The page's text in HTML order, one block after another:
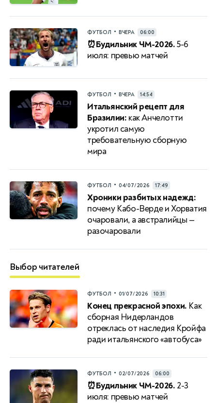
ФУТБОЛ • ВЧЕРА 06:00
⏰Будильник ЧМ-2026.5-6
июля: превью матчей
ФУТБОЛ • ВЧЕРА 14:54
Итальянский рецепт для
Бразилии: как Анчелотти
укротил самую
требовательную сборную
мира
ФУТБОЛ • 04/07/2026 17:49
Хроники разбитых надежд:
почему Кабо-Верде и Хорватия
очаровали, а австралийцы —
разочаровали
Выбор читателей
ФУТБОЛ • 01/07/2026 10:31
Конец прекрасной эпохи. Как
сборная Нидерландов
отреклась от наследия Кройфа
ради итальянского «автобуса»
ФУТБОЛ • 02/07/2026 06:00
⏰Будильник ЧМ-2026. 2-3
июля: превью матчей